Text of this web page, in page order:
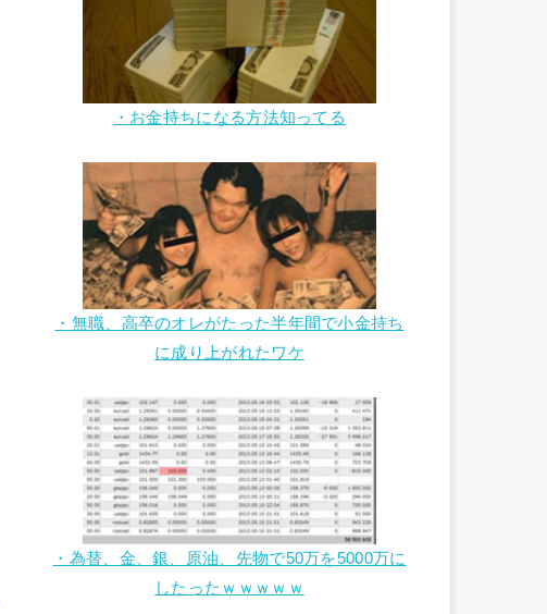
・お金持ちになる方法知ってる
・無職、高卒のオレがたった半年間で小金持ち
に成り上がれたワケ
・為替、金、銀、原油、先物で50万を5000万に
したったｗｗｗｗｗ